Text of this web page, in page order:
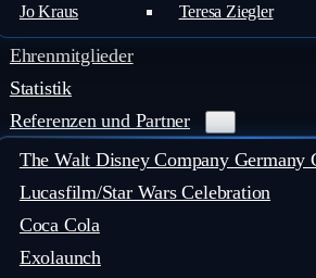
Jo Kraus
Teresa Ziegler
Ehrenmitglieder
Statistik
Referenzen und Partner
The Walt Disney Company Germany
Lucasfilm/Star Wars Celebration
Coca Cola
Exolaunch